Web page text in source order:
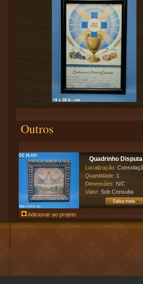
Outros
Quadrinho Disputa
Localização:
Quantidade: 1
Dimensões: N/C
Valor: Sob Consulta
Adicionar ao projeto